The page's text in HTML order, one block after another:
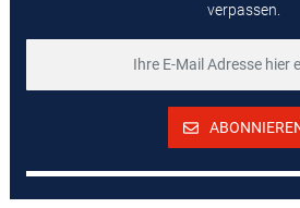
verpassen.